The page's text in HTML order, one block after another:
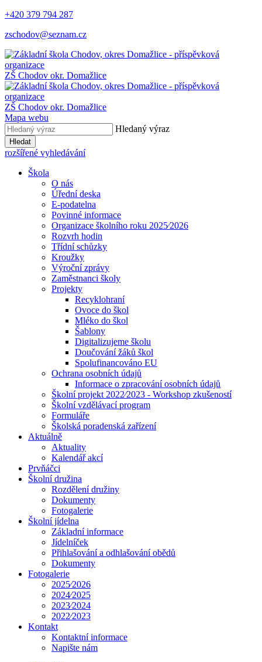
+420 379 794 287
zschodov@seznam.cz
ZŠ Chodov okr. Domažlice
ZŠ Chodov okr. Domažlice
Mapa webu
Hledaný výraz
Hledat
rozšířené vyhledávání
Škola
O nás
Úřední deska
E-podatelna
Povinné informace
Organizace školního roku 2025⁄2026
Rozvrh hodin
Třídní schůzky
Kroužky
Výroční zprávy
Zaměstnanci školy
Projekty
Recyklohraní
Ovoce do škol
Mléko do škol
Šablony
Digitalizujeme školu
Doučování žáků škol
Spolufinancováno EU
Ochrana osobních údajů
Informace o zpracování osobních údajů
Školní projekt 2022⁄2023 - Workshop zkušeností
Školní vzdělávací program
Formuláře
Školská poradenská zařízení
Aktuálně
Aktuality
Kalendář akcí
Prvňáčci
Školní družina
Rozdělení družiny
Dokumenty
Fotogalerie
Školní jídelna
Základní informace
Jídelníček
Přihlašování a odhlašování obědů
Dokumenty
Fotogalerie
2025⁄2026
2024⁄2025
2023⁄2024
2022⁄2023
Kontakt
Kontaktní informace
Napište nám